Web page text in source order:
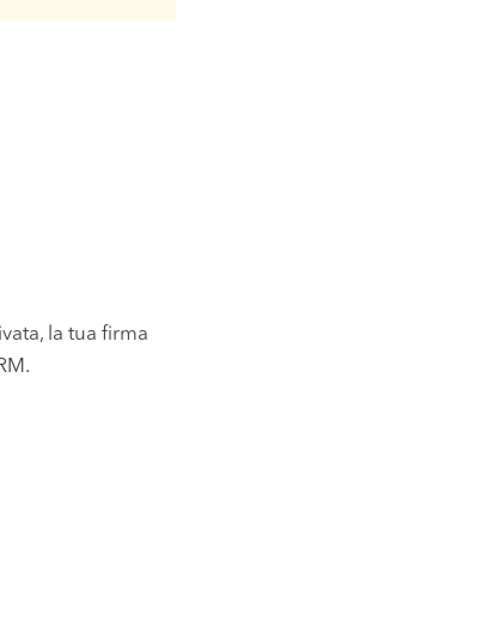
la tua firma